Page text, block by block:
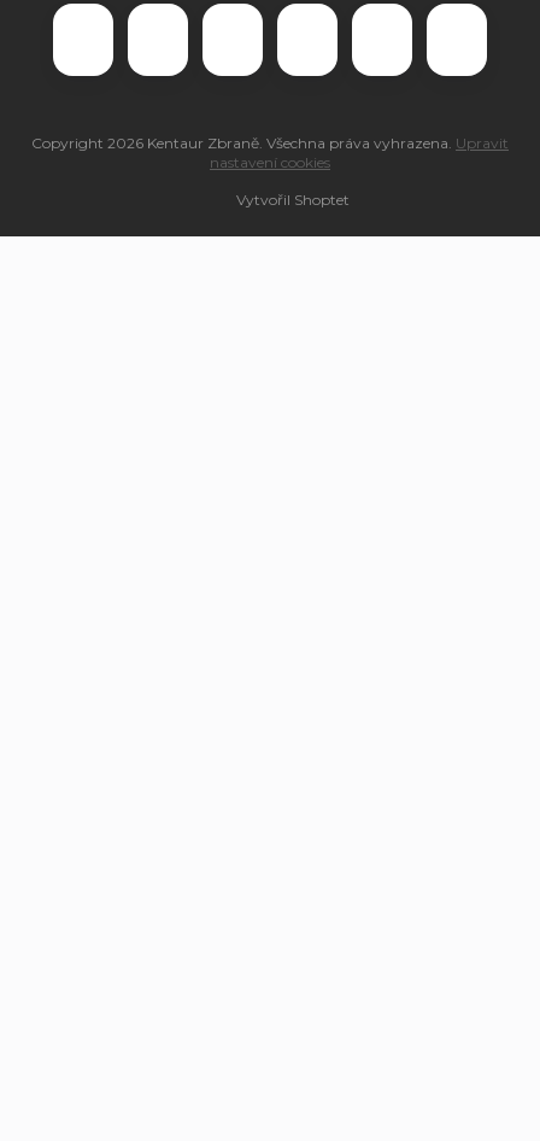
Vytvořil Shoptet
Copyright 2026 Kentaur Zbraně . Všechna práva vyhrazena. Upravit
nastavení cookies